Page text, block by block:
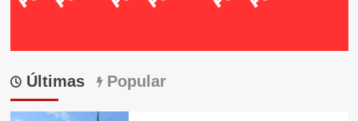
Últimas Popular